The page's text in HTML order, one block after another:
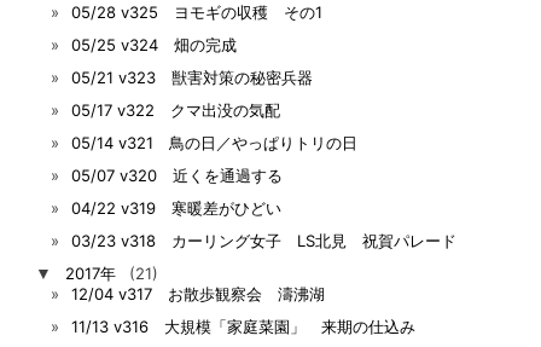
05/28 v325 ヨモギの収穫 その1
05/25 v324 畑の完成
05/21 v323 獣害対策の秘密兵器
05/17 v322 クマ出没の気配
05/14 v321 鳥の日／やっぱりトリの日
05/07 v320 近くを通過する
04/22 v319 寒暖差がひどい
03/23 v318 カーリング女子 LS北見 祝賀パレード
▼
2017年
(21)
12/04 v317 お散歩観察会 濤沸湖
11/13 v316 大規模「家庭菜園」 来期の仕込み